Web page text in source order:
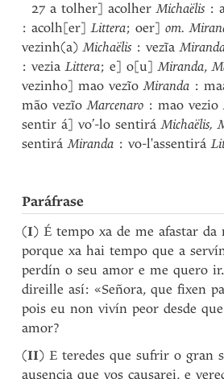
27 a tolher] acolherMichaëlis :
: acolh[er]Littera; oer]om.
vezinh(a)Michaëlis : vezĩa
: vezia Littera; e] o[u]Miranda,
vezinho] mao vezĩoMiranda :
mão vezĩoMarcenaro : mao vezio
sentir á] vo’-lo sentiráMichaëlis,
sentiráMiranda : vo-l'assentirá
Paráfrase
(I) É tempo xa de me afastar da
porque xa hai tempo que a
perdín o seu amor e me quero
direille así: «Señora, que fixen
pois eu non vivín peor desde
amor?
(II) E teredes que sufrir o gran
ausencia que vos causarei, e